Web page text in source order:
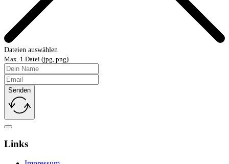
Dateien auswählen
Max. 1 Datei (jpg, png)
Senden
Links